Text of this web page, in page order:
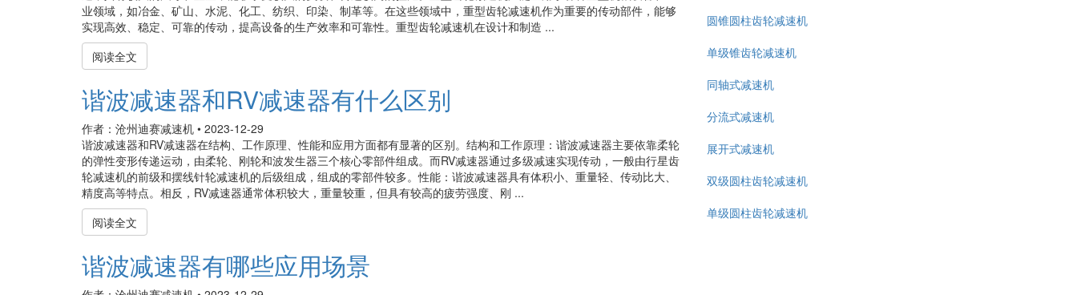
业领域，如冶金、矿山、水泥、化工、纺织、印染、制革等。在这些领域中，重型齿轮减速机作为重要的传动部件，能够
实现高效、稳定、可靠的传动，提高设备的生产效率和可靠性。重型齿轮减速机在设计和制造 ...
阅读全文
谐波减速器和RV减速器有什么区别
作者：沧州迪赛减速机 • 2023-12-29
谐波减速器和RV减速器在结构、工作原理、性能和应用方面都有显著的区别。结构和工作原理：谐波减速器主要依靠柔轮
的弹性变形传递运动，由柔轮、刚轮和波发生器三个核心零部件组成。而RV减速器通过多级减速实现传动，一般由行星齿
轮减速机的前级和摆线针轮减速机的后级组成，组成的零部件较多。性能：谐波减速器具有体积小、重量轻、传动比大、
精度高等特点。相反，RV减速器通常体积较大，重量较重，但具有较高的疲劳强度、刚 ...
阅读全文
谐波减速器有哪些应用场景
圆锥圆柱齿轮减速机
单级锥齿轮减速机
同轴式减速机
分流式减速机
展开式减速机
双级圆柱齿轮减速机
单级圆柱齿轮减速机